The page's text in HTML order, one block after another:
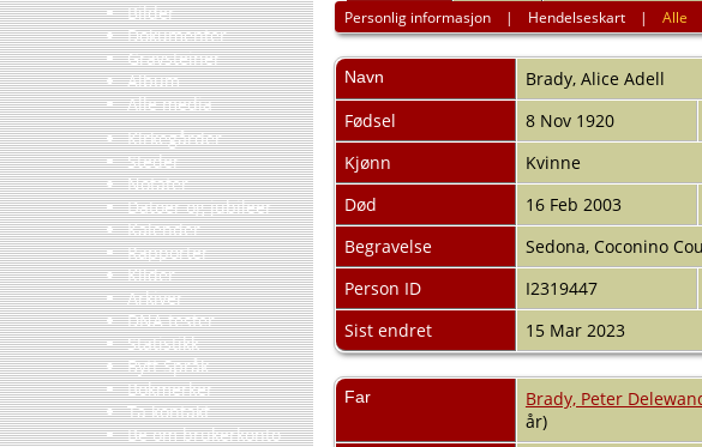
Bilder
Dokumenter
Gravsteiner
Album
Alle media
Kirkegårder
Steder
Notater
Datoer og jubileer
Kalender
Rapporter
Kilder
Arkiver
DNA tester
Statistikk
Bytt Språk
Bokmerker
Ta kontakt
Be om brukerkonto
Personlig informasjon | Hendelseskart |Alle
Navn Brady, Alice Adell
Fødsel
8 Nov 1920
Kjønn
Kvinne
Død
16 Feb 2003
Begravelse
Sedona, Coconino
Person ID
I2319447
Sist endret
15 Mar 2023
Far Brady, Peter
år)